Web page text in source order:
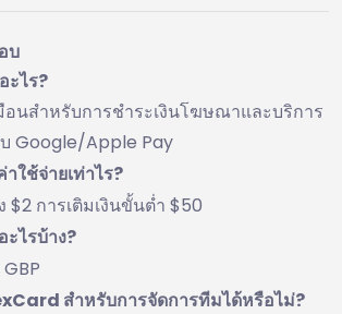
บ
ะไร?
นสำหรับการชำระเงินโฆษณาและบริการ
Google/Apple Pay
ใช้จ่ายเท่าไร?
$2 การเติมเงินขั้นต่ำ $50
ะไรบ้าง?
สำหรับการจัดการทีมได้หรือไม่?